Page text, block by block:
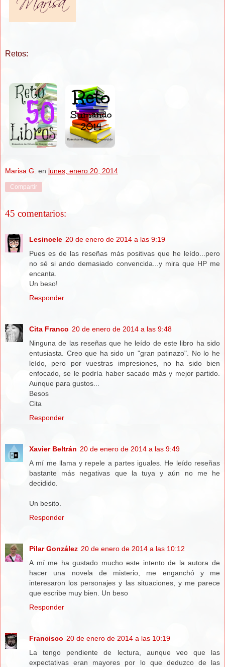
Retos:
Marisa G. en lunes, enero 20, 2014
Compartir
45 comentarios:
Lesincele 20 de enero de 2014 a las 9:19
Pues es de las reseñas más positivas que he leído...pero
no sé si ando demasiado convencida...y mira que HP me
encanta.
Un beso!
Responder
Cita Franco 20 de enero de 2014 a las 9:48
Ninguna de las reseñas que he leído de este libro ha sido
entusiasta. Creo que ha sido un "gran patinazo". No lo he
leído, pero por vuestras impresiones, no ha sido bien
enfocado, se le podría haber sacado más y mejor partido.
Aunque para gustos...
Besos
Cita
Responder
Xavier Beltrán 20 de enero de 2014 a las 9:49
A mí me llama y repele a partes iguales. He leído reseñas
bastante más negativas que la tuya y aún no me he
decidido.
Un besito.
Responder
Pilar González 20 de enero de 2014 a las 10:12
A mí me ha gustado mucho este intento de la autora de
hacer una novela de misterio, me enganchó y me
interesaron los personajes y las situaciones, y me parece
que escribe muy bien. Un beso
Responder
Francisco 20 de enero de 2014 a las 10:19
La tengo pendiente de lectura, aunque veo que las
expectativas eran mayores por lo que deduzco de las